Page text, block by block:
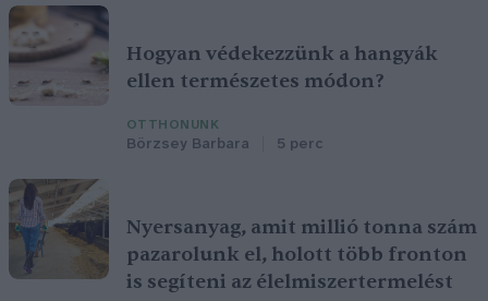
Hogyan védekezzünk a hangyák
ellen természetes módon?
OTTHONUNK
Börzsey Barbara 5 perc
Nyersanyag, amit millió tonna szám
pazarolunk el, holott több fronton
is segíteni az élelmiszertermelést